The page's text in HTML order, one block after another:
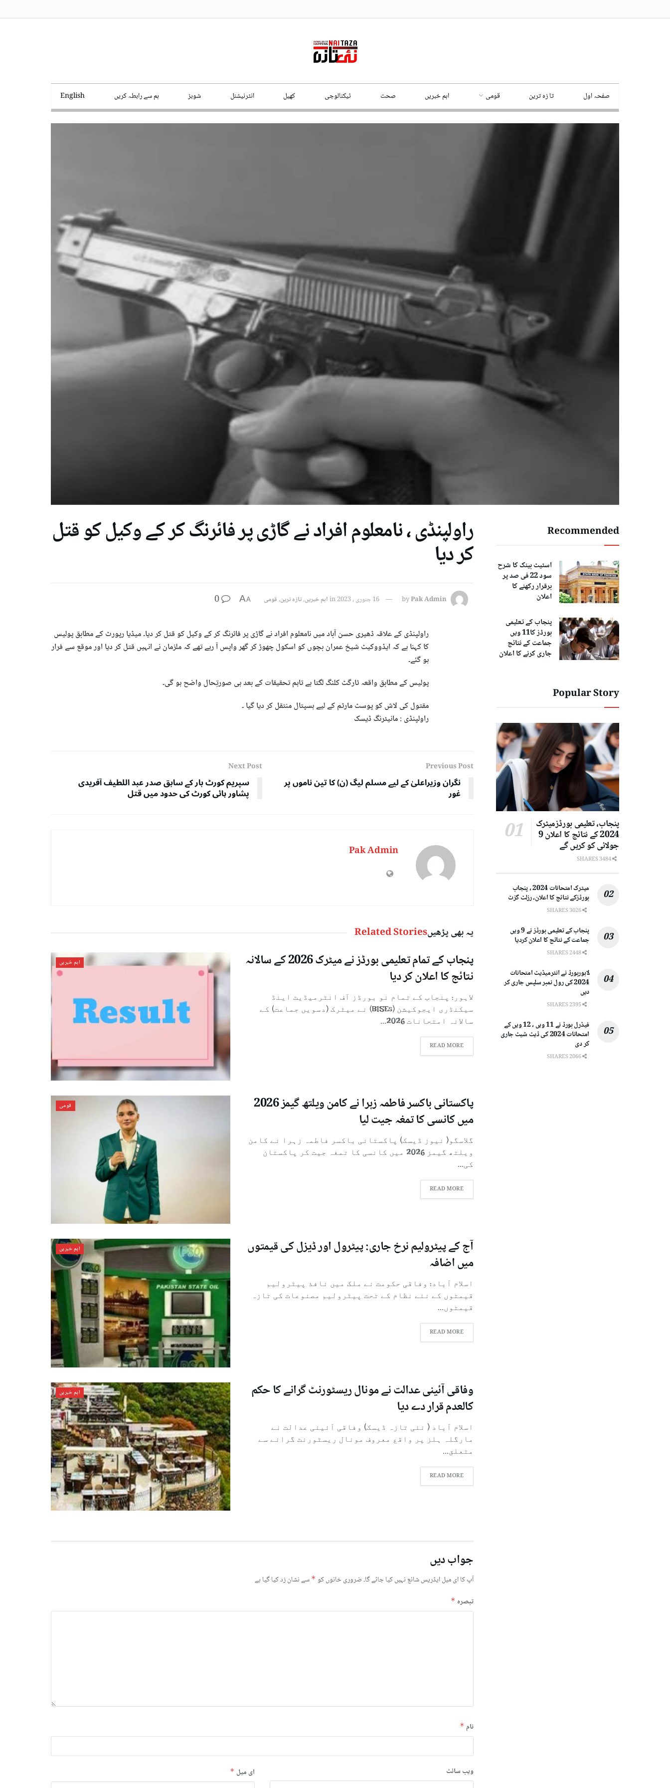
صفحہ اول تا زہ ترین قومی اہم خبریں صحت ٹیکنالوجی کھیل انٹرنیشنل شوبز ہم سے رابطہ کریں English
راولپنڈی ، نامعلوم افراد نے گاڑی پر فائرنگ کر کے وکیل کو قتل
کر دیا
byPak Admin 16 جنوری , 2023 inاہم خبریں,تازہ ترین,قومی A
A
0
راولپنڈی کے علاقہ ڈھیری حسن آباد میں نامعلوم افراد نے گاڑی پر فائرنگ کر کے وکیل کو قتل کر دیا۔ میڈیا رپورٹ کے مطابق پولیس
کا کہنا ہے کہ ایڈووکیٹ شیخ عمران بچوں کو اسکول چھوڑ کر گھر واپس آ رہے تھے کہ ملزمان نے انہیں قتل کر دیا اور موقع سے فرار
ہو گئے۔
پولیس کے مطابق واقعہ ٹارگٹ کلنگ لگتا ہے تاہم تحقیقات کے بعد ہی صورتِحال واضح ہو گی۔
مقتول کی لاش کو پوسٹ مارٹم کے لیے ہسپتال منتقل کر دیا گیا ۔
راولپنڈی : مانیٹرنگ ڈیسک
Previous Post
نگران وزیراعلیٰ کے لیے مسلم لیگ (ن) کا تین ناموں پر
غور
Next Post
سپریم کورٹ بار کے سابق صدر عبد اللطیف آفریدی
پشاور ہائی کورٹ کی حدود میں قتل
Pak Admin
یہ بھی پڑھیںRelated Stories
اہم خبریں
پنجاب کے تمام تعلیمی بورڈز نے میٹرک 2026 کے سالانہ
نتائج کا اعلان کر دیا
لاہور: پنجاب کے تمام نو بورڈز آف انٹرمیڈیٹ اینڈ
سیکنڈری ایجوکیشن (BISEs) نے میٹرک (دسویں جماعت) کے
سالانہ امتحانات 2026...
READ MORE
قومی
پاکستانی باکسر فاطمہ زہرا نے کامن ویلتھ گیمز 2026
میں کانسی کا تمغہ جیت لیا
گلاسگو( نیوز ڈیسک) پاکستانی باکسر فاطمہ زہرا نے کامن
ویلتھ گیمز 2026 میں کانسی کا تمغہ جیت کر پاکستان
کی...
READ MORE
اہم خبریں
آج کے پیٹرولیم نرخ جاری: پیٹرول اور ڈیزل کی قیمتوں
میں اضافہ
اسلام آباد: وفاقی حکومت نے ملک میں نافذ پیٹرولیم
قیمتوں کے نئے نظام کے تحت پیٹرولیم مصنوعات کی تازہ
قیمتوں...
READ MORE
اہم خبریں
وفاقی آئینی عدالت نے مونال ریسٹورنٹ گرانے کا حکم
کالعدم قرار دے دیا
اسلام آباد ( نئی تازہ ڈیسک) وفاقی آئینی عدالت نے
مارگلہ ہلز پر واقع معروف مونال ریسٹورنٹ گرانے سے
متعلق...
READ MORE
جواب دیں
آپ کا ای میل ایڈریس شائع نہیں کیا جائے گا۔ضروری خانوں کو * سے نشان زد کیا گیا ہے
تبصرہ *
نام *
ای میل * ویب‌ سائٹ
Recommended
اسٹیٹ بینک کا شرح
سود 22 فی صد پر
برقرار رکھنے کا
اعلان
پنجاب کے تعلیمی
بورڈز کا11 ویں
جماعت کے نتائج
جاری کرنے کا اعلان
Popular Story
پنجاب، تعلیمی بورڈزمیٹرک
2024 کے نتائج کا اعلان 9
جولائی کو کریں گے
میٹرک امتحانات 2024 ، پنجاب
بورڈزکے نتائج کا اعلان، رزلٹ گزٹ
پنجاب کے تعلیمی بورڈز نے 9 ویں
جماعت کے نتائج کا اعلان کردیا
لاہوربورڈ نے انٹرمیڈیٹ امتحانات
2024 کی رول نمبر سلپس جاری کر
دیں
فیڈرل بورڈ نے 11 ویں ، 12 ویں کے
امتحانات 2024 کی ڈیٹ شیٹ جاری
کر دی